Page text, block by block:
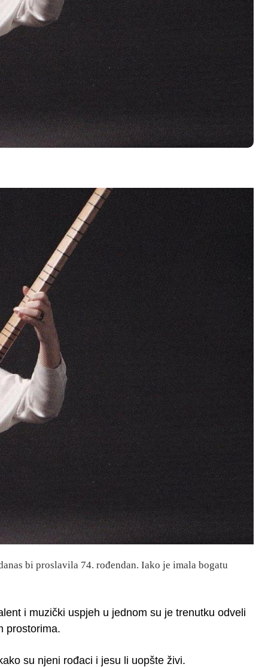
bi proslavila 74. rođendan. Iako je imala bogatu
i muzički uspjeh u jednom su je trenutku odveli
prostorima.
su njeni rođaci i jesu li uopšte živi.